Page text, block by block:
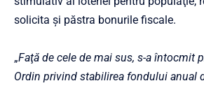
solicita şi păstra bonurile fiscale.
„Faţă de cele de mai sus, s-a întocmit
Ordin privind stabilirea fondului anual